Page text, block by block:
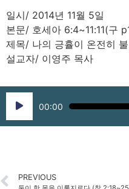
일시/ 2014년 11월 5일
본문/ 호세아 6:4~11:11(구
제목/ 나의 긍휼이 온전히
설교자/ 이영주 목사
Audio
Player
00:00
PREVIOUS